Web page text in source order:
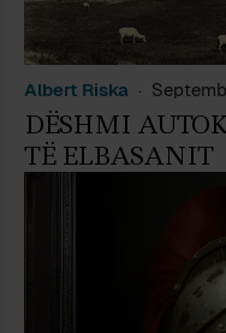
Albert Riska
DËSHMI
TË ELBASANIT